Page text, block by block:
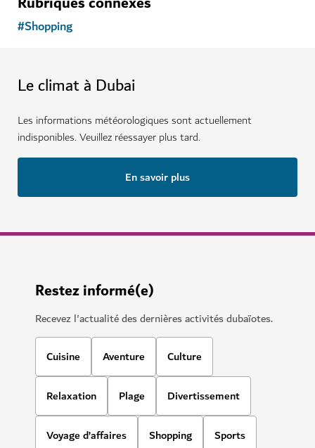
#Shopping
Le climat à Dubai
Les informations météorologiques sont actuellement
indisponibles. Veuillez réessayer plus tard.
En savoir plus
Restez informé(e)
Recevez l'actualité des dernières activités dubaïotes.
Cuisine Aventure Culture
Relaxation Plage Divertissement
Voyage d’affaires Shopping Sports